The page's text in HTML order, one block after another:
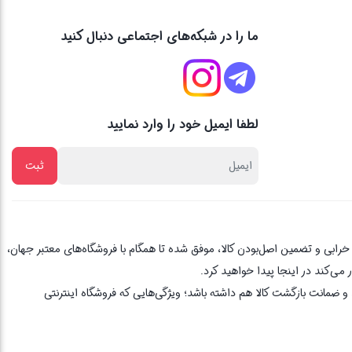
ما را در شبکه‌های اجتماعی دنبال کنید
لطفا ایمیل خود را وارد نمایید
یک دهه تجربه، با پایبندی به اصل مشتری مداری ، 3 روز ضمانت بازگشت کالا در صورت خرابی و تضمین اصل‌بودن کالا، موفق شده تا همگام با فروشگاه‌های معتبر جهان،
در اینجا پیدا خواهید کرد.
بازگشت کالا هم داشته باشد؛ ویژگی‌هایی که فروشگاه اینترنتی